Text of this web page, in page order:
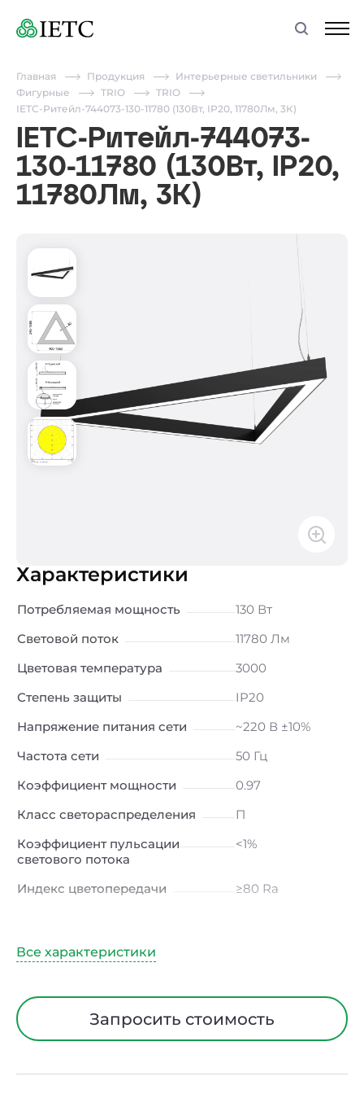
Главная Продукция
Интерьерные светильники
Фигурные
TRIO
TRIO
IETC-Ритейл-744073-130-11780 (130Вт, IP20, 11780Лм, 3К)
IETC-Ритейл-744073-
130-11780 (130Вт, IP20,
11780Лм, 3К)
Характеристики
Потребляемая мощность
130 Вт
Световой поток
11780 Лм
Цветовая температура
3000
Степень защиты
IP20
Напряжение питания сети
~220 В ±10%
Частота сети
50 Гц
Коэффициент мощности
0.97
Класс светораспределения
П
Коэффициент пульсации
светового потока
<1%
Индекс цветопередачи
≥80 Ra
Угол рассеивания
Диапазон рабочих
температурЗапросить стоимость